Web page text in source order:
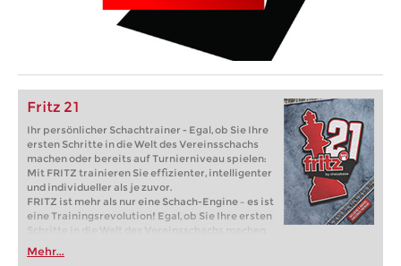
Fritz 21
Ihr persönlicher Schachtrainer - Egal, ob Sie Ihre
ersten Schritte in die Welt des Vereinsschachs
machen oder bereits auf Turnierniveau spielen:
Mit FRITZ trainieren Sie effizienter, intelligenter
und individueller als je zuvor.
FRITZ ist mehr als nur eine Schach-Engine – es ist
eine Trainingsrevolution! Egal, ob Sie Ihre ersten
Schritte in die Welt des Vereinsschachs machen
oder bereits auf Turnierniveau spielen: Mit
FRITZ trainieren Sie effizienter, intelligenter und
Mehr...